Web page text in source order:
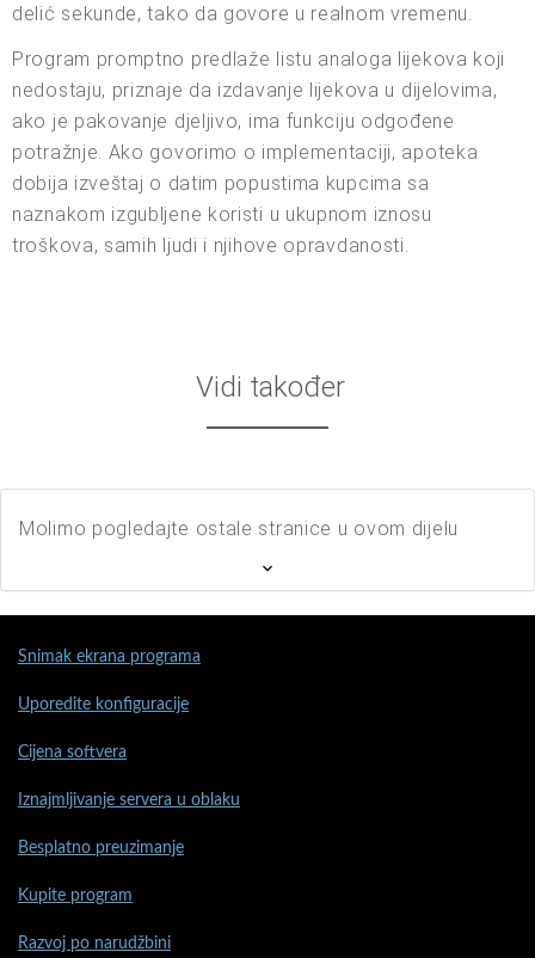
delić sekunde, tako da govore u realnom vremenu.
Program promptno predlaže listu analoga lijekova koji
nedostaju, priznaje da izdavanje lijekova u dijelovima,
ako je pakovanje djeljivo, ima funkciju odgođene
potražnje. Ako govorimo o implementaciji, apoteka
dobija izveštaj o datim popustima kupcima sa
naznakom izgubljene koristi u ukupnom iznosu
troškova, samih ljudi i njihove opravdanosti.
Vidi također
Molimo pogledajte ostale stranice u ovom dijelu
Snimak ekrana programa
Uporedite konfiguracije
Cijena softvera
Iznajmljivanje servera u oblaku
Besplatno preuzimanje
Kupite program
Razvoj po narudžbini